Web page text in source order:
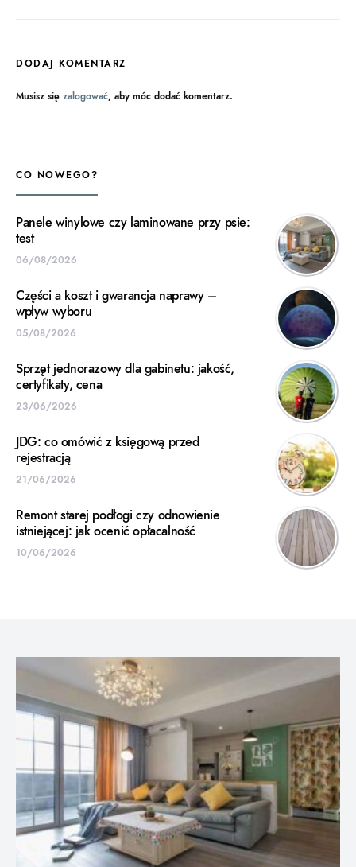
DODAJ KOMENTARZ
Musisz się zalogować, aby móc dodać komentarz.
CO NOWEGO?
Panele winylowe czy laminowane przy psie:
test
06/08/2026
Części a koszt i gwarancja naprawy –
wpływ wyboru
05/08/2026
Sprzęt jednorazowy dla gabinetu: jakość,
certyfikaty, cena
23/06/2026
JDG: co omówić z księgową przed
rejestracją
21/06/2026
Remont starej podłogi czy odnowienie
istniejącej: jak ocenić opłacalność
10/06/2026